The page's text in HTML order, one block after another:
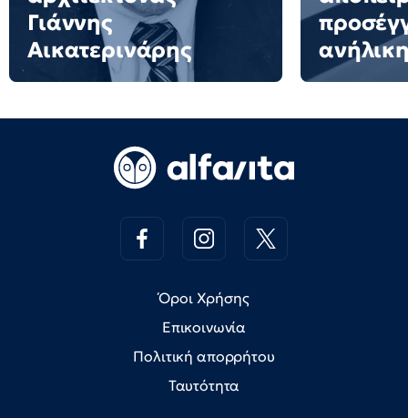
Γιάννης
Αικατερινάρης
Όροι Χρήσης
Επικοινωνία
Πολιτική απορρήτου
Ταυτότητα